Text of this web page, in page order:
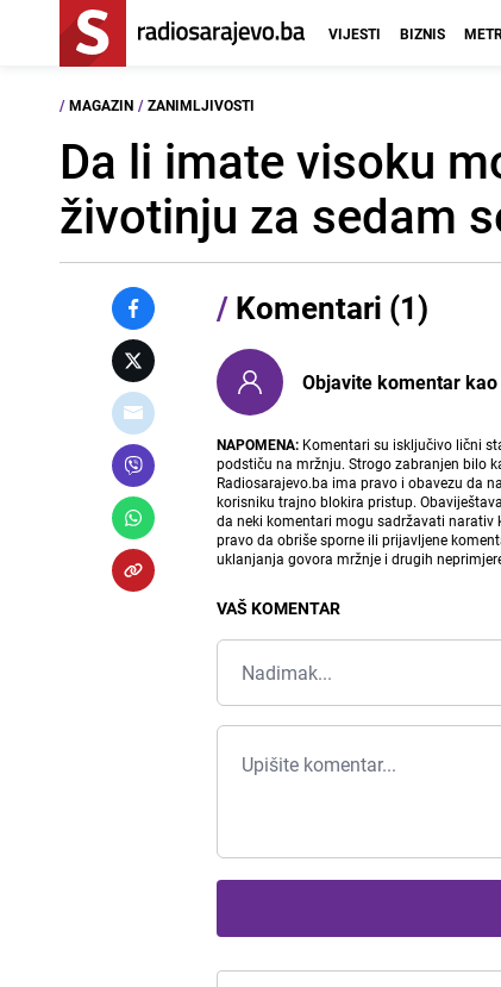
VIJESTI BIZNIS
/ MAGAZIN / ZANIMLJIVOSTI
Da li imate visoku
životinju za sedam
/ Komentari (1)
Objavite komentar
NAPOMENA: Komentari su isključivo lični
podstiču na mržnju. Strogo zabranjen bilo
Radiosarajevo.ba ima pravo i obavezu da
korisniku trajno blokira pristup.
da neki komentari mogu sadržavati
pravo da obriše sporne ili prijavljene
uklanjanja govora mržnje i drugih
VAŠ KOMENTAR